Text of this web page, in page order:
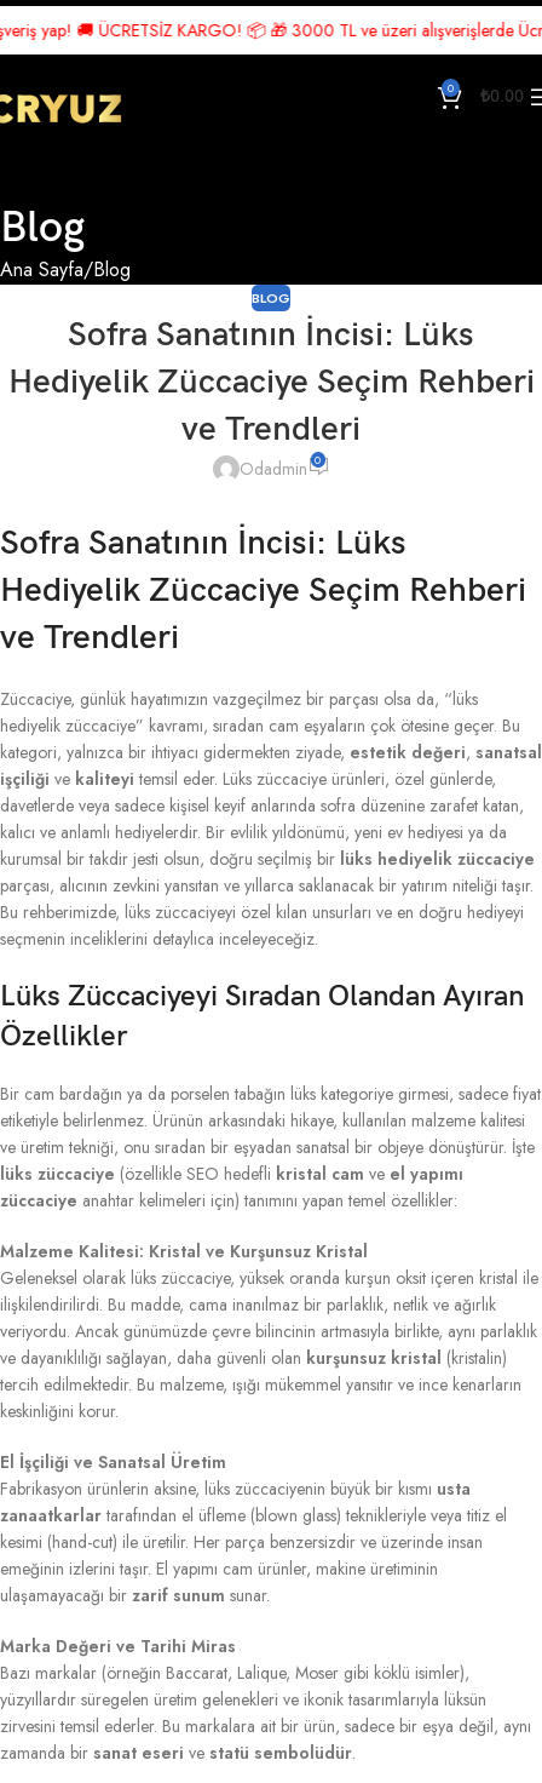
KARGO! 📦 🎁 3000 TL ve üzeri alışverişlerde Ücretsiz
0 ₺0.00
Blog
Ana Sayfa Blog
BLOG
Sofra Sanatının İncisi: Lüks
Hediyelik Züccaciye Seçim Rehberi
ve Trendleri
Odadmin 0
Sofra Sanatının İncisi: Lüks
Hediyelik Züccaciye Seçim Rehberi
ve Trendleri
Züccaciye, günlük hayatımızın vazgeçilmez bir parçası olsa da, “lüks
hediyelik züccaciye” kavramı, sıradan cam eşyaların çok ötesine geçer. Bu
kategori, yalnızca bir ihtiyacı gidermekten ziyade, estetik değeri, sanatsal
işçiliği ve kaliteyi temsil eder. Lüks züccaciye ürünleri, özel günlerde,
davetlerde veya sadece kişisel keyif anlarında sofra düzenine zarafet katan,
kalıcı ve anlamlı hediyelerdir. Bir evlilik yıldönümü, yeni ev hediyesi ya da
kurumsal bir takdir jesti olsun, doğru seçilmiş bir lüks hediyelik züccaciye
parçası, alıcının zevkini yansıtan ve yıllarca saklanacak bir yatırım niteliği taşır.
Bu rehberimizde, lüks züccaciyeyi özel kılan unsurları ve en doğru hediyeyi
seçmenin inceliklerini detaylıca inceleyeceğiz.
Lüks Züccaciyeyi Sıradan Olandan Ayıran
Özellikler
Bir cam bardağın ya da porselen tabağın lüks kategoriye girmesi, sadece fiyat
etiketiyle belirlenmez. Ürünün arkasındaki hikaye, kullanılan malzeme kalitesi
ve üretim tekniği, onu sıradan bir eşyadan sanatsal bir objeye dönüştürür. İşte
lüks züccaciye (özellikle SEO hedefli kristal cam ve el yapımı
züccaciye anahtar kelimeleri için) tanımını yapan temel özellikler:
Malzeme Kalitesi: Kristal ve Kurşunsuz Kristal
Geleneksel olarak lüks züccaciye, yüksek oranda kurşun oksit içeren kristal ile
ilişkilendirilirdi. Bu madde, cama inanılmaz bir parlaklık, netlik ve ağırlık
veriyordu. Ancak günümüzde çevre bilincinin artmasıyla birlikte, aynı parlaklık
ve dayanıklılığı sağlayan, daha güvenli olan kurşunsuz kristal (kristalin)
tercih edilmektedir. Bu malzeme, ışığı mükemmel yansıtır ve ince kenarların
keskinliğini korur.
El İşçiliği ve Sanatsal Üretim
Fabrikasyon ürünlerin aksine, lüks züccaciyenin büyük bir kısmı usta
zanaatkarlartarafından el üfleme (blown glass) teknikleriyle veya titiz el
kesimi (hand-cut) ile üretilir. Her parça benzersizdir ve üzerinde insan
emeğinin izlerini taşır. El yapımı cam ürünler, makine üretiminin
ulaşamayacağı bir zarif sunum sunar.
Marka Değeri ve Tarihi Miras
Bazı markalar (örneğin Baccarat, Lalique, Moser gibi köklü isimler),
yüzyıllardır süregelen üretim gelenekleri ve ikonik tasarımlarıyla lüksün
zirvesini temsil ederler. Bu markalara ait bir ürün, sadece bir eşya değil, aynı
zamanda bir sanat eseri ve statü sembolüdür.